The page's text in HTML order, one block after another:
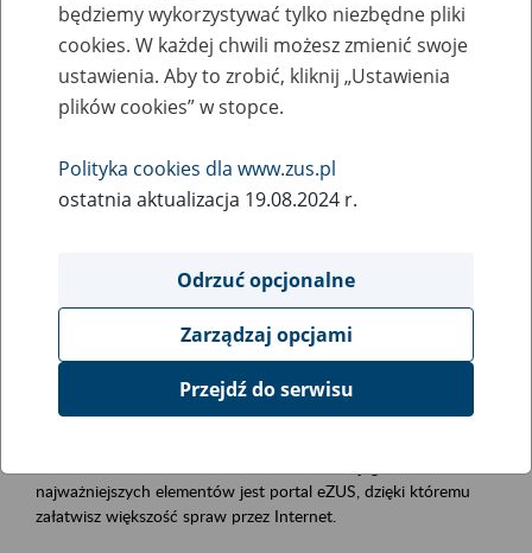
Zaproś ZUS do siebie - zakładanie profili
eZUS w siedzibie Twojej firmy
Rodzaj wydarzenia
Szkolenia
Obszar merytoryczny
obsługa klientów
Opis wydarzenia
Platforma Usług Elektronicznych ZUS eZUS
najważniejszych elementów jest portal eZUS, dzięki któremu
załatwisz większość spraw przez Internet.
będziemy wykorzystywać tylko niezbędne pliki
cookies. W każdej chwili możesz zmienić swoje
ustawienia. Aby to zrobić, kliknij „Ustawienia
plików cookies” w stopce.
Polityka cookies dla www.zus.pl
ostatnia aktualizacja 19.08.2024 r.
Odrzuć opcjonalne
Zarządzaj opcjami
Przejdź do serwisu